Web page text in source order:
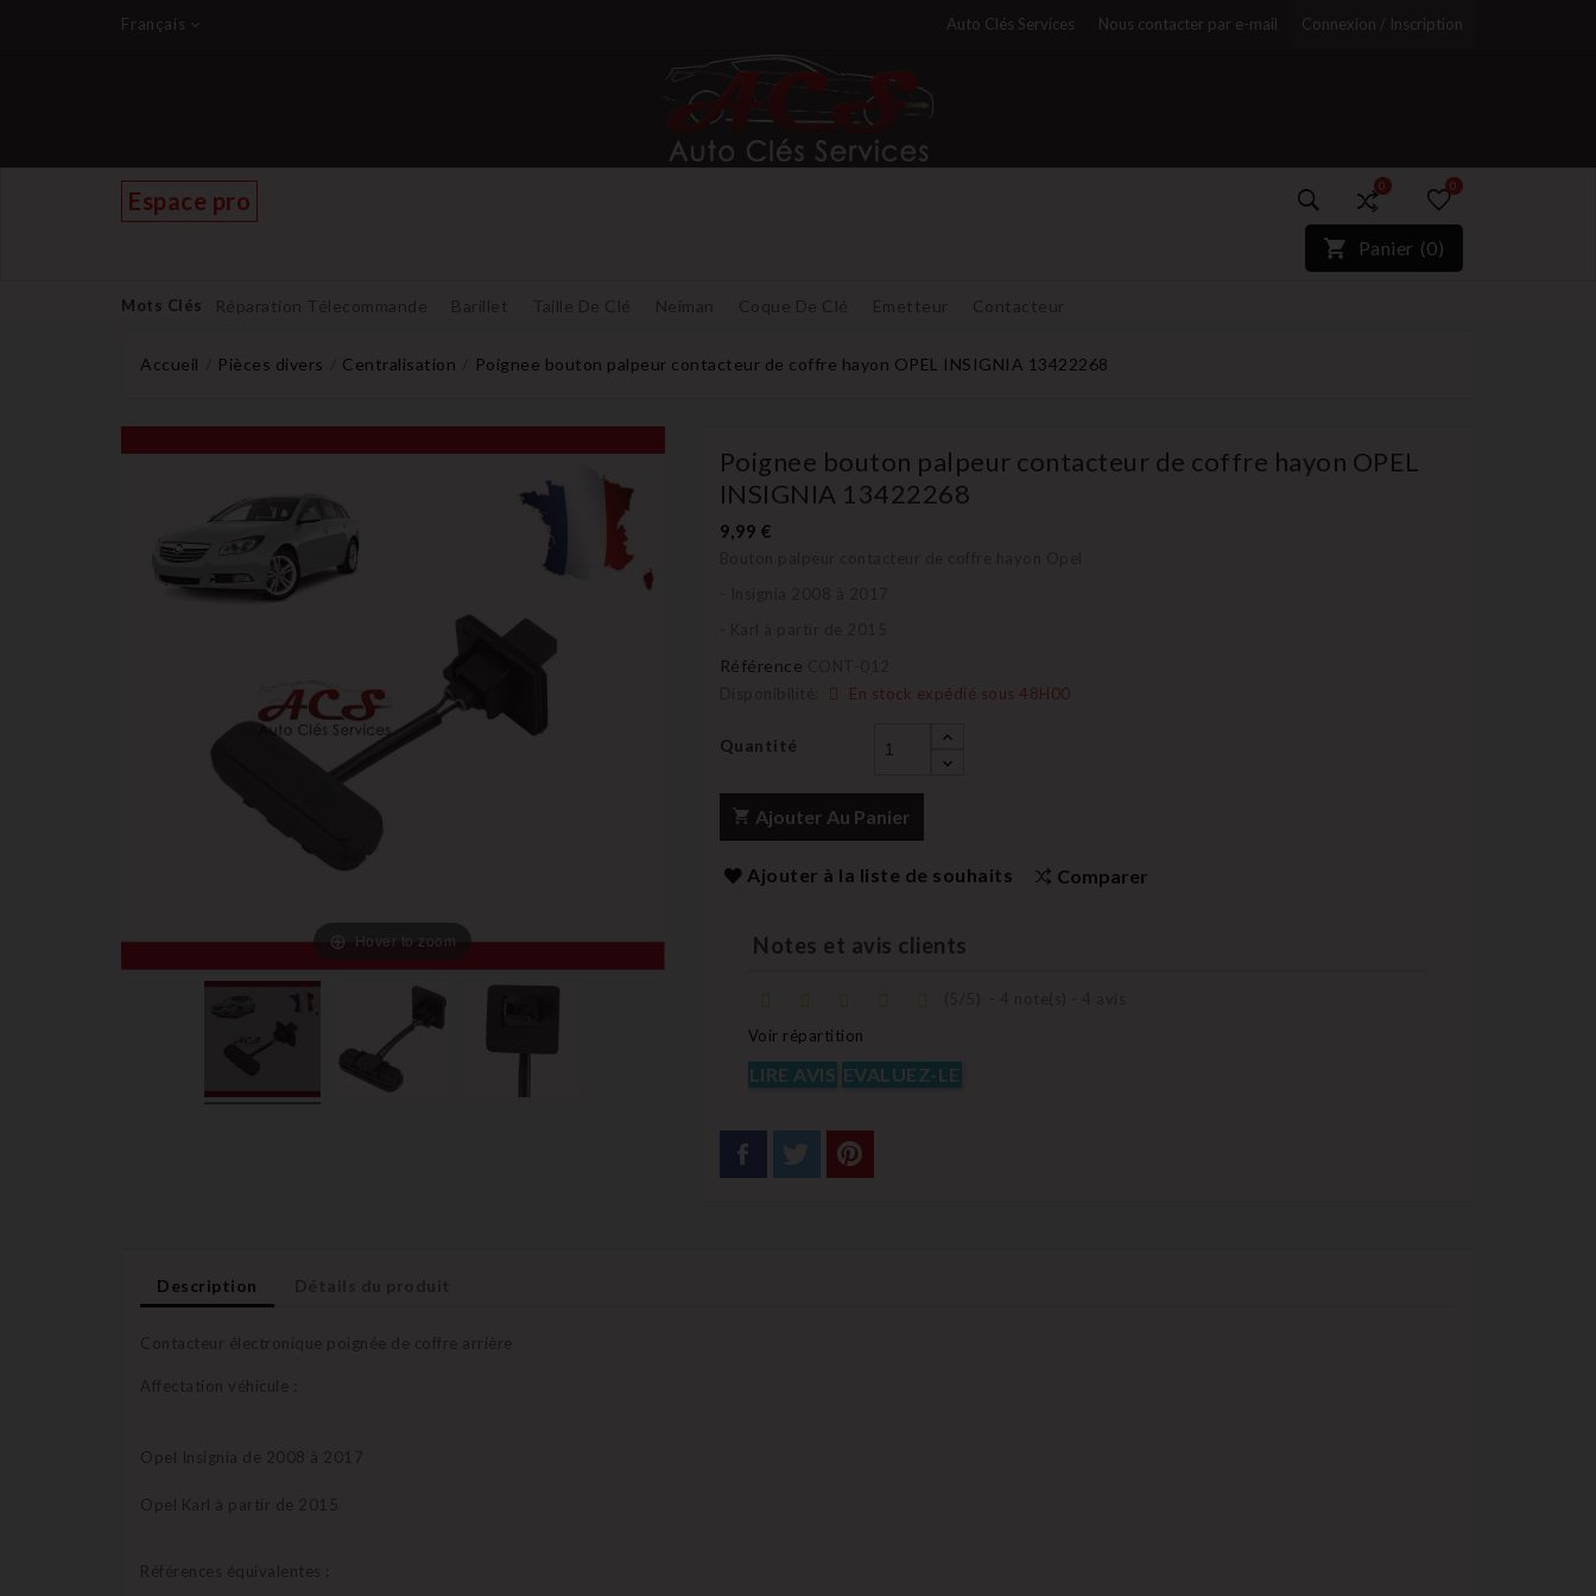
Français Auto Clés Services Nous contacter par e-mail Connexion / Inscription
Espace pro
0
)*}
0
Panier (0)
Mots Clés Réparation Télecommande Barillet Taille De Clé Neiman Coque De Clé Emetteur Contacteur
Accueil Pièces divers Centralisation Poignee bouton palpeur contacteur de coffre hayon OPEL INSIGNIA 13422268
Hover to zoom
Poignee bouton palpeur contacteur de coffre hayon OPEL
INSIGNIA 13422268
9,99 €
Référence
En stock expédié sous 48H00
Quantité
Ajouter Au Panier
Ajouter à la liste de souhaits Comparer
Notes et avis clients
Voir répartition
LIRE AVIS EVALUEZ-LE
Description
Contacteur électronique poignée de coffre arrière
Affectation véhicule :
Opel Insignia de 2008 à 2017
Opel Karl à partir de 2015
Références équivalentes :